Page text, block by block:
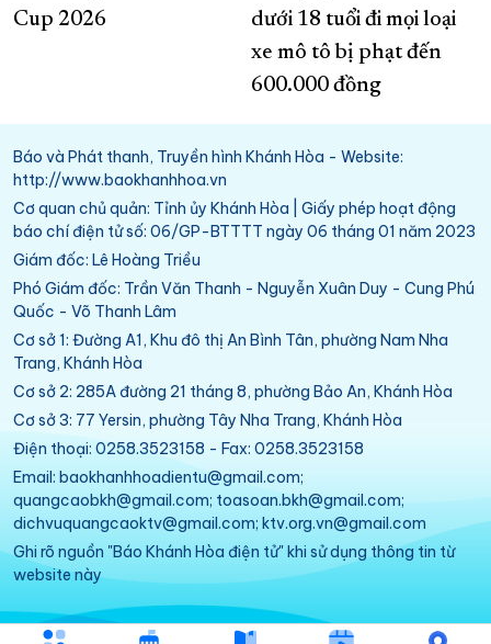
Cup 2026
dưới 18 tuổi đi mọi loại
xe mô tô bị phạt đến
600.000 đồng
Báo và Phát thanh, Truyền hình Khánh Hòa - Website:
http://www.baokhanhhoa.vn
Cơ quan chủ quản: Tỉnh ủy Khánh Hòa | Giấy phép hoạt động
báo chí điện tử số: 06/GP-BTTTT ngày 06 tháng 01 năm 2023
Giám đốc: Lê Hoàng Triều
Phó Giám đốc: Trần Văn Thanh - Nguyễn Xuân Duy - Cung Phú
Quốc - Võ Thanh Lâm
Cơ sở 1: Đường A1, Khu đô thị An Bình Tân, phường Nam Nha
Trang, Khánh Hòa
Cơ sở 2: 285A đường 21 tháng 8, phường Bảo An, Khánh Hòa
Cơ sở 3: 77 Yersin, phường Tây Nha Trang, Khánh Hòa
Điện thoại: 0258.3523158 - Fax: 0258.3523158
Email: baokhanhhoadientu@gmail.com;
quangcaobkh@gmail.com; toasoan.bkh@gmail.com;
dichvuquangcaoktv@gmail.com; ktv.org.vn@gmail.com
Ghi rõ nguồn "Báo Khánh Hòa điện tử" khi sử dụng thông tin từ
website này